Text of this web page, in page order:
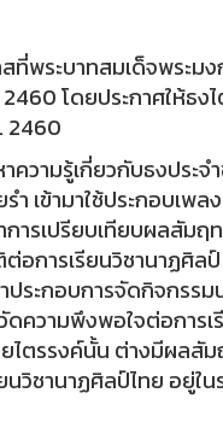
พระบาทสมเด็จพระม
โดยประกาศให้ธง
2460
ามรู้เกี่ยวกับธงประจ
เข้ามาใช้ประกอบเพล
ารเปรียบเทียบผลสัมฤ
อการเรียนวิชานาฏศิล
ระกอบการจัดกิจกรรม
ความพึงพอใจต่อการ
ไตรรงค์นั้น ต่างมีผลสั
วิชานาฏศิลป์ไทย อยู่ใ